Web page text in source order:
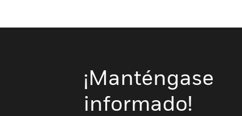
¡Manténgase
informado!